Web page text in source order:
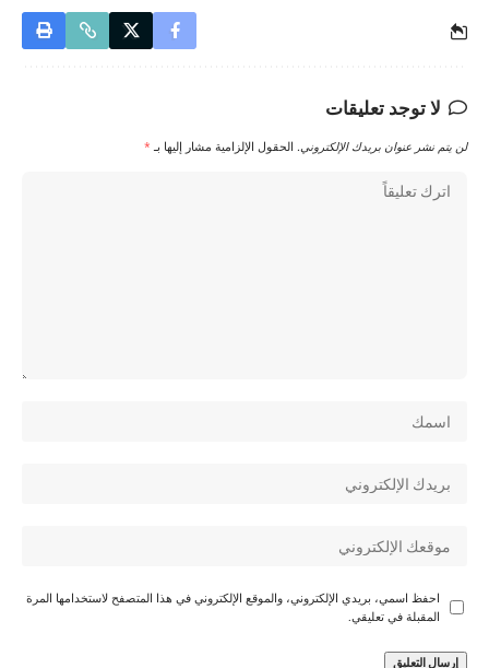
لا توجد تعليقات
لن يتم نشر عنوان بريدك الإلكتروني. الحقول الإلزامية مشار إليها بـ *
احفظ اسمي، بريدي الإلكتروني، والموقع الإلكتروني في هذا المتصفح لاستخدامها المرة
المقبلة في تعليقي.